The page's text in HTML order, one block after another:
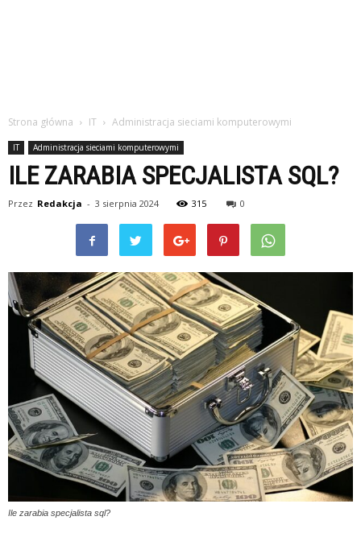
Strona główna IT Administracja sieciami komputerowymi
IT Administracja sieciami komputerowymi
ILE ZARABIA SPECJALISTA SQL?
Przez Redakcja - 3 sierpnia 2024 315 0
Ile zarabia specjalista sql?